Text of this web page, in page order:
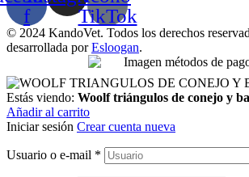
f
TikTok
© 2024 KandoVet. Todos los derechos
desarrollada porEsloogan.
Estás viendo: Woolf triángulos de conejo y
Añadir al carrito
Iniciar sesión Crear cuenta nueva
Usuario o e-mail *